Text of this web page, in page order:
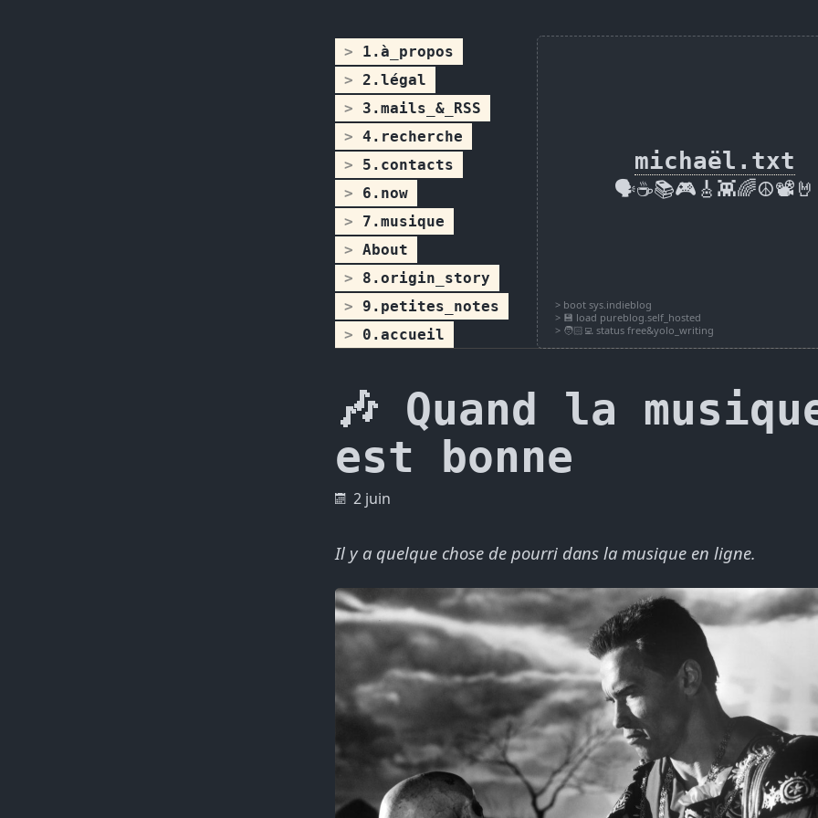
michaël.txt
🗣️☕📚🎮🎸👾🌈☮️📽️🤘
1.à_propos
2.légal
3.mails_&_RSS
4.recherche
5.contacts
6.now
7.musique
About
8.origin_story
9.petites_notes
0.accueil
🎶 Quand la
est bonne
2 juin
Il y a quelque chose de pourri dans la musique en ligne.